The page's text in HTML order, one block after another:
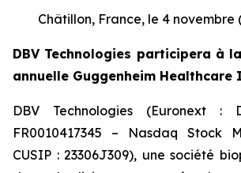
Châtillon, France, le 4 novembre
DBV Technologies participera à
annuelle Guggenheim Healthcare
DBV Technologies (Euronext
FR0010417345 – Nasdaq Stock
CUSIP : 23306J309), une société